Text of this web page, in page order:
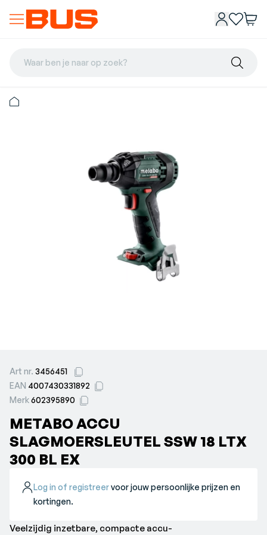
Waar ben je naar op zoek?
Art nr. 3456451
EAN 4007430331892
Merk602395890
METABO ACCU
SLAGMOERSLEUTEL SSW 18 LTX
300 BL EX
Log in of registreervoor jouw persoonlijke prijzen en
kortingen.
Veelzijdig inzetbare, compacte accu-